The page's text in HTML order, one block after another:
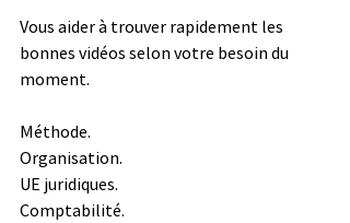
Vous aider à trouver rapidement les
bonnes vidéos selon votre besoin du
moment.
Méthode.
Organisation.
UE juridiques.
Comptabilité.